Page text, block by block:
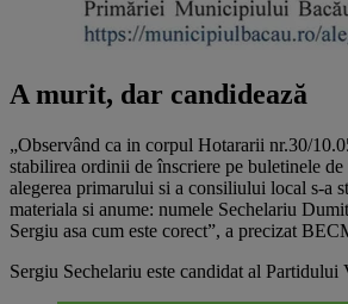
A murit, dar candidează
„Observând ca in corpul Hotararii nr.30/
stabilirea ordinii de înscriere pe buletinele
alegerea primarului si a consiliului local s-a
materiala si anume: numele Sechelariu
Sergiu asa cum este corect”, a precizat
Sergiu Sechelariu este candidat al Partidului